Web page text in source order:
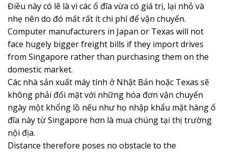
Điều này có lẽ là vì các ổ đĩa vừa có giá trị, lại nhỏ và
nhẹ nên do đó mất rất ít chi phí để vận chuyển.
Computer manufacturers in Japan or Texas will not
face hugely bigger freight bills if they import drives
from Singapore rather than purchasing them on the
domestic market.
Các nhà sản xuất máy tính ở Nhật Bản hoặc Texas sẽ
không phải đối mặt với những hóa đơn vận chuyển
ngày một khổng lồ nếu như họ nhập khẩu mặt hàng ổ
đĩa này từ Singapore hơn là mua chúng tại thị trường
nội địa.
Distance therefore poses no obstacle to the